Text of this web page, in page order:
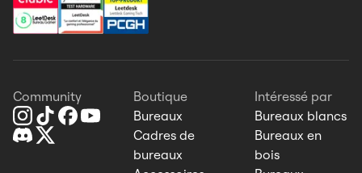
Community
Boutique
Bureaux
Cadres de
bureaux
Intéressé par
Bureaux blancs
Bureaux en
bois